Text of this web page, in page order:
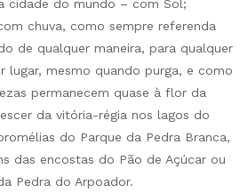
cidade do mundo – com Sol;
chuva, como sempre referenda
de qualquer maneira, para qualquer
lugar, mesmo quando purga, e como
permanecem quase à flor da
da vitória-régia nos lagos do
do Parque da Pedra Branca,
das encostas do Pão de Açúcar ou
Pedra do Arpoador.